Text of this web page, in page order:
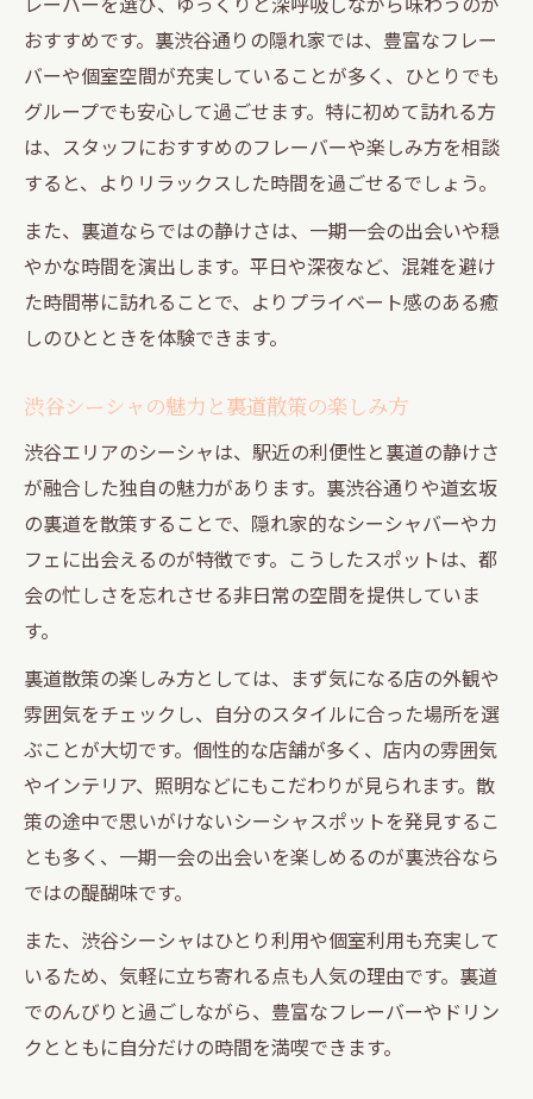
一期一会の隠れ家ならシーシャで非日常へ
シーシャで一期一会の隠れ家体験を楽しむ
秘訣
非日常を味わえるシーシャ空間の選び方
シーシャ隠れ家で特別な時間を過ごすポイ
ント
渋谷で一期一会の出会いとシーシャを堪能
する方法
シーシャで叶う非日常の裏渋谷体験を解説
裏渋谷散策で見つける静かなシーシャ空間
シーシャの余韻を感じる裏道の隠れ家体験
静けさを楽しむシーシャの選び方とコツ
裏渋谷で味わうシーシャとゆったりした時
間
ひとり時間にも最適な裏道シーシャの楽しみ方
ひとりでも気軽に楽しめるシーシャの選び
方
裏道で過ごす静かなシーシャタイムの魅力
シーシャと一期一会の出会いがある裏道体
験
ひとり利用におすすめのシーシャ隠れ家
裏渋谷の静けさをシーシャで満喫する方法
隠れ家空間で感じるシーシャと一期一会の出会
い
隠れ家的シーシャ空間で一期一会を楽しむ
おすすめです。裏渋谷通りの隠れ家では、豊富なフレー
バーや個室空間が充実していることが多く、ひとりでも
グループでも安心して過ごせます。特に初めて訪れる方
は、スタッフにおすすめのフレーバーや楽しみ方を相談
すると、よりリラックスした時間を過ごせるでしょう。
また、裏道ならではの静けさは、一期一会の出会いや穏
やかな時間を演出します。平日や深夜など、混雑を避け
た時間帯に訪れることで、よりプライベート感のある癒
しのひとときを体験できます。
渋谷シーシャの魅力と裏道散策の楽しみ方
渋谷エリアのシーシャは、駅近の利便性と裏道の静けさ
が融合した独自の魅力があります。裏渋谷通りや道玄坂
の裏道を散策することで、隠れ家的なシーシャバーやカ
フェに出会えるのが特徴です。こうしたスポットは、都
会の忙しさを忘れさせる非日常の空間を提供していま
す。
裏道散策の楽しみ方としては、まず気になる店の外観や
雰囲気をチェックし、自分のスタイルに合った場所を選
ぶことが大切です。個性的な店舗が多く、店内の雰囲気
やインテリア、照明などにもこだわりが見られます。散
策の途中で思いがけないシーシャスポットを発見するこ
とも多く、一期一会の出会いを楽しめるのが裏渋谷なら
ではの醍醐味です。
また、渋谷シーシャはひとり利用や個室利用も充実して
いるため、気軽に立ち寄れる点も人気の理由です。裏道
でのんびりと過ごしながら、豊富なフレーバーやドリン
クとともに自分だけの時間を満喫できます。